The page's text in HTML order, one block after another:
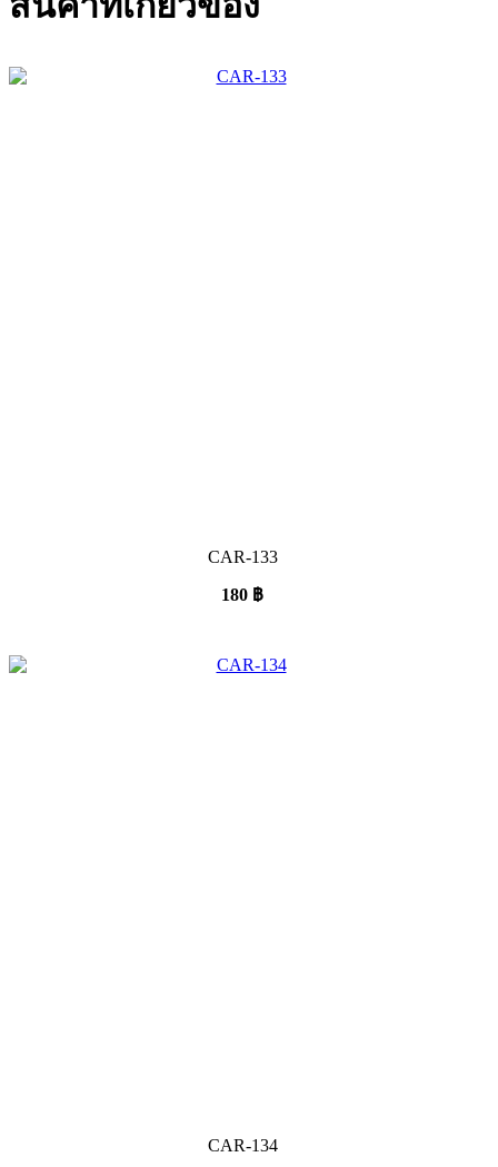
CAR-133
180 ฿
CAR-134